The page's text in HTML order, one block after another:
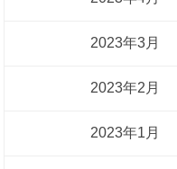
2023年3月
2023年2月
2023年1月